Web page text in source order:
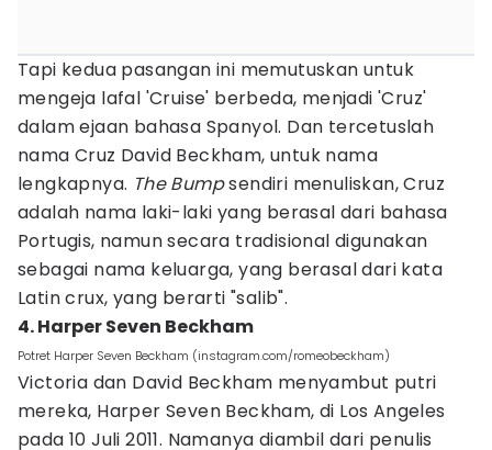
Tapi kedua pasangan ini memutuskan untuk
mengeja lafal 'Cruise' berbeda, menjadi 'Cruz'
dalam ejaan bahasa Spanyol. Dan tercetuslah
nama Cruz David Beckham, untuk nama
lengkapnya. The Bumpsendiri menuliskan, Cruz
adalah nama laki-laki yang berasal dari bahasa
Portugis, namun secara tradisional digunakan
sebagai nama keluarga, yang berasal dari kata
Latin crux, yang berarti "salib".
4. Harper Seven Beckham
Potret Harper Seven Beckham (instagram.com/romeobeckham)
Victoria dan David Beckham menyambut putri
mereka, Harper Seven Beckham, di Los Angeles
pada 10 Juli 2011. Namanya diambil dari penulis